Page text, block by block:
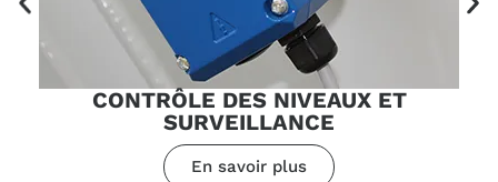
CONTRÔLE DES NIVEAUX ET
SURVEILLANCE
En savoir plus